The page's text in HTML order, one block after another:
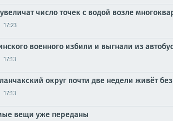
число точек с водой возле
17:23
военного избили и выгнали из
17:13
округ почти две недели живёт
17:13
вещи уже переданы